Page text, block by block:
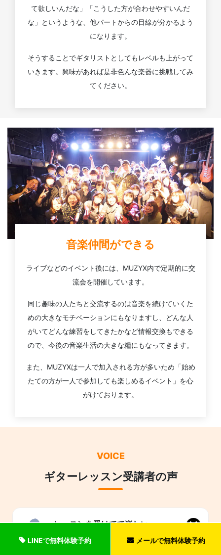
て欲しいんだな」「こうした方が合わせやすいんだ
な」というような、他パートからの目線が分かるよう
になります。
そうすることでギタリストとしてもレベルも上がって
いきます。興味があれば是非色んな楽器に挑戦してみ
てください。
音楽仲間ができる
ライブなどのイベント後には、MUZYX内で定期的に交
流会を開催しています。
同じ趣味の人たちと交流するのは音楽を続けていくた
めの大きなモチベーションにもなりますし、どんな人
がいてどんな練習をしてきたかなど情報交換もできる
ので、今後の音楽生活の大きな糧にもなってきます。
また、MUZYXは一人で加入される方が多いため「始め
たての方が一人で参加しても楽しめるイベント」を心
がけております。
VOICE
ギターレッスン受講者の声
レッスンを受けてて楽しい
LINEで無料体験予約 メールで無料体験予約